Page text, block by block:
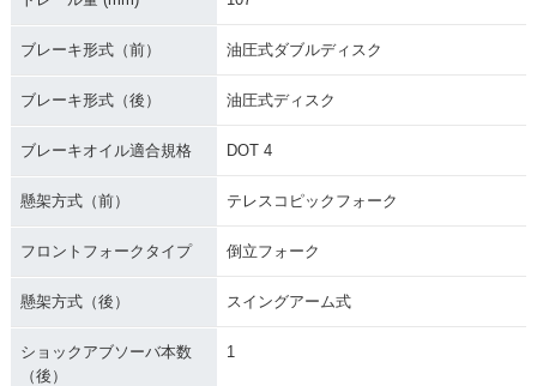
ブレーキ形式（前） 油圧式ダブルディスク
ブレーキ形式（後） 油圧式ディスク
ブレーキオイル適合規格 DOT 4
懸架方式（前） テレスコピックフォーク
フロントフォークタイプ 倒立フォーク
懸架方式（後） スイングアーム式
ショックアブソーバ本数
（後）
1